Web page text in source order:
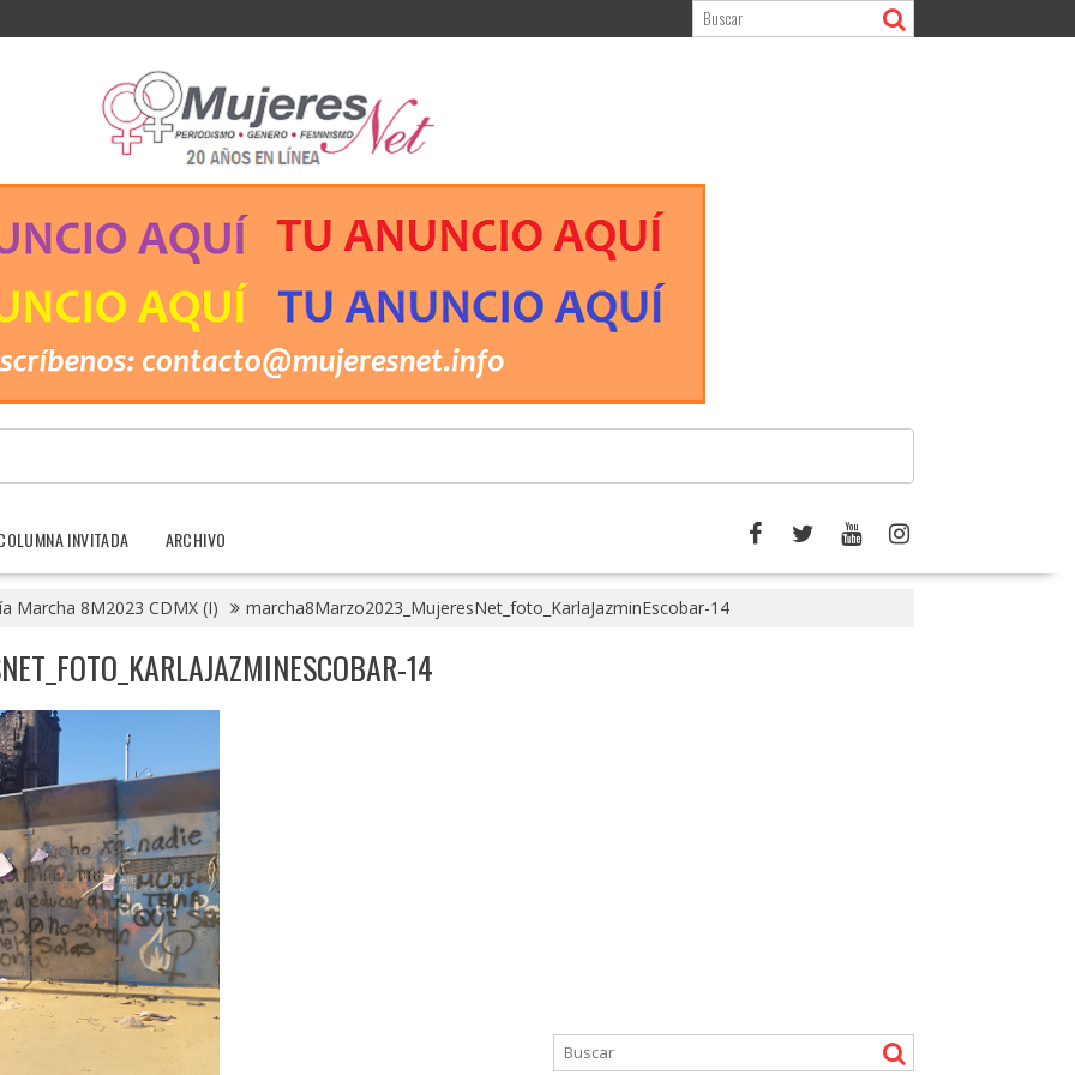
INVITADA ARCHIVO
Marcha 8M2023 CDMX (I) marcha8Marzo2023_MujeresNet_foto_KarlaJazminEscobar-14
14